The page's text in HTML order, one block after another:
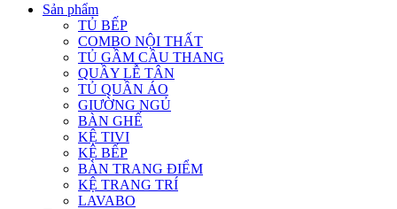
Sản phẩm
TỦ BẾP
COMBO NỘI THẤT
TỦ GẦM CẦU THANG
QUẦY LỄ TÂN
TỦ QUẦN ÁO
GIƯỜNG NGỦ
BÀN GHẾ
KỆ TIVI
KỆ BẾP
BÀN TRANG ĐIỂM
KỆ TRANG TRÍ
LAVABO